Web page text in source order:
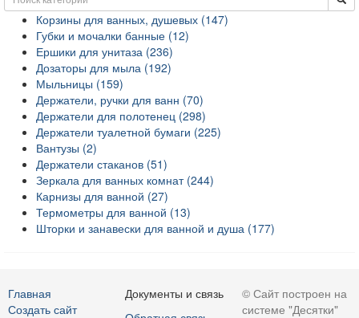
Корзины для ванных, душевых (147)
Губки и мочалки банные (12)
Ершики для унитаза (236)
Дозаторы для мыла (192)
Мыльницы (159)
Держатели, ручки для ванн (70)
Держатели для полотенец (298)
Держатели туалетной бумаги (225)
Вантузы (2)
Держатели стаканов (51)
Зеркала для ванных комнат (244)
Карнизы для ванной (27)
Термометры для ванной (13)
Шторки и занавески для ванной и душа (177)
Главная
Создать сайт
Документы и связь
© Сайт построен на
системе "Десятки"